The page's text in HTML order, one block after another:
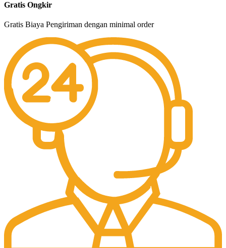
Gratis Ongkir
Gratis Biaya Pengiriman dengan minimal order